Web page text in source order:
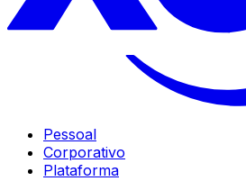
Pessoal
Corporativo
Plataforma